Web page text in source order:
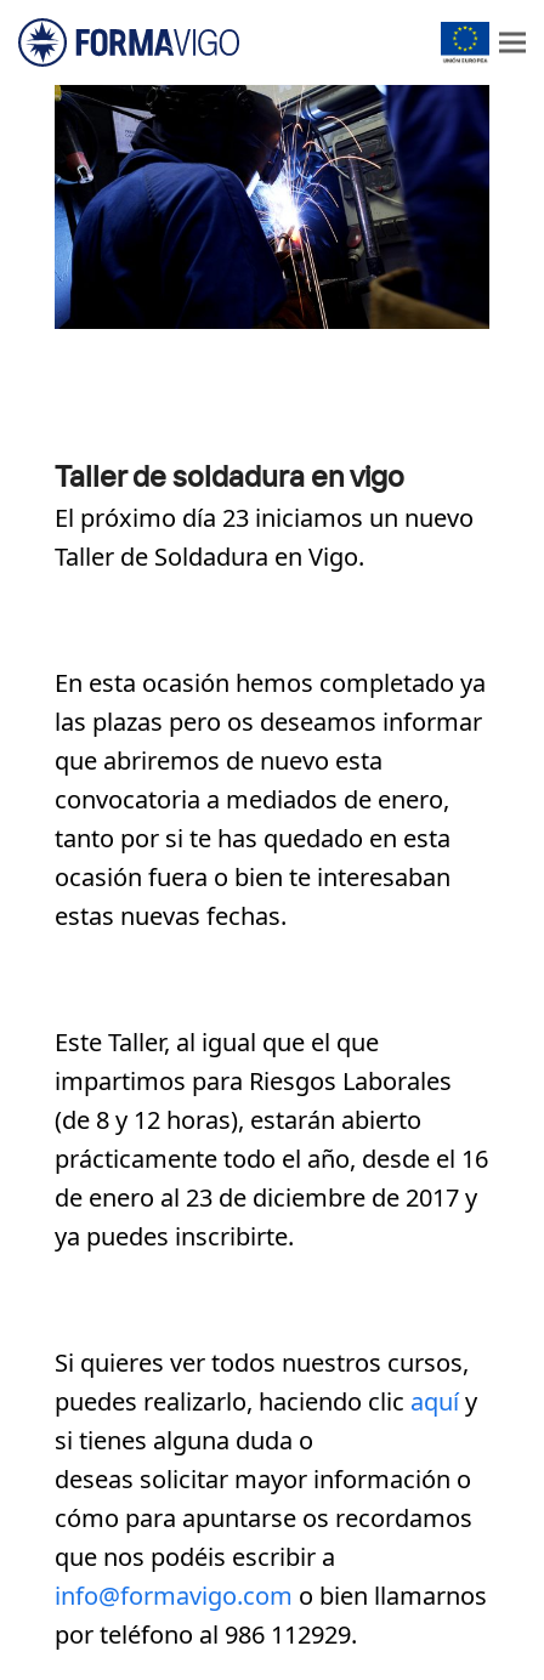
Taller de soldadura en vigo
El próximo día 23 iniciamos un nuevo
Taller de Soldadura en Vigo.
En esta ocasión hemos completado ya
las plazas pero os deseamos informar
que abriremos de nuevo esta
convocatoria a mediados de enero,
tanto por si te has quedado en esta
ocasión fuera o bien te interesaban
estas nuevas fechas.
Este Taller, al igual que el que
impartimos para Riesgos Laborales
(de 8 y 12 horas), estarán abierto
prácticamente todo el año, desde el 16
de enero al 23 de diciembre de 2017 y
ya puedes inscribirte.
Si quieres ver todos nuestros cursos,
puedes realizarlo, haciendo clic aquíy
si tienes alguna duda o
deseas solicitar mayor información o
cómo para apuntarse os recordamos
que nos podéis escribir a
info@formavigo.com o bien llamarnos
por teléfono al 986 112929.